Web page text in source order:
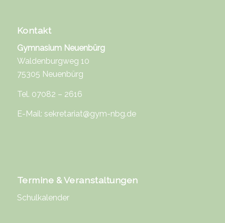
Kontakt
Gymnasium Neuenbürg
Waldenburgweg 10
75305 Neuenbürg
Tel. 07082 – 2616
E-Mail: sekretariat@gym-nbg.de
Termine & Veranstaltungen
Schulkalender